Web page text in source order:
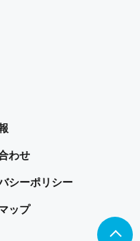
供
した個人情報を
がある場合、ま
ービスを行なう
者に対して開示
報を第三者に開
わせ
シーポリシー
ップ